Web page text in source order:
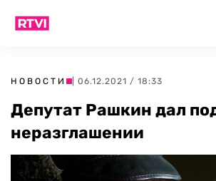
НОВОСТИ | 06.12.2021 / 18:33
Депутат Рашкин дал
неразглашении